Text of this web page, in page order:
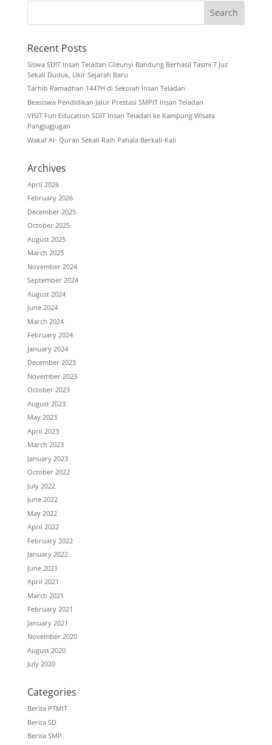
Recent Posts
Siswa SDIT Insan Teladan Cileunyi Bandung Berhasil Tasmi 7 Juz
Sekali Duduk, Ukir Sejarah Baru
Tarhib Ramadhan 1447H di Sekolah Insan Teladan
Beasiswa Pendidikan Jalur Prestasi SMPIT Insan Teladan
VISIT Fun Education SDIT Insan Teladan ke Kampung Wisata
Pangjugjugan
Wakaf Al- Quran Sekali Raih Pahala Berkali-Kali
Archives
April 2026
February 2026
December 2025
October 2025
August 2025
March 2025
November 2024
September 2024
August 2024
June 2024
March 2024
February 2024
January 2024
December 2023
November 2023
October 2023
August 2023
May 2023
April 2023
March 2023
January 2023
October 2022
July 2022
June 2022
May 2022
April 2022
February 2022
January 2022
June 2021
April 2021
March 2021
February 2021
January 2021
November 2020
August 2020
July 2020
Categories
Berita PTMIT
Berita SD
Berita SMP